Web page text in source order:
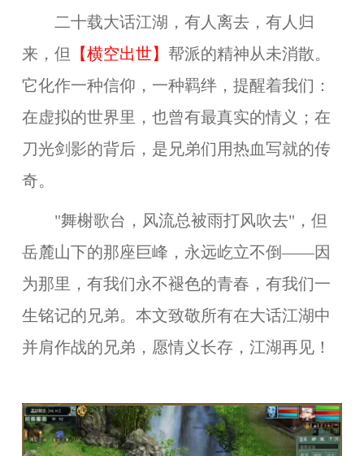
二十载大话江湖，有人离去，有人归
来，但 【横空出世】 帮派的精神从未消散。
它化作一种信仰，一种羁绊，提醒着我们：
在虚拟的世界里，也曾有最真实的情义；在
刀光剑影的背后，是兄弟们用热血写就的传
奇。
"舞榭歌台，风流总被雨打风吹去"，但
岳麓山下的那座巨峰，永远屹立不倒——因
为那里，有我们永不褪色的青春，有我们一
生铭记的兄弟。本文致敬所有在大话江湖中
并肩作战的兄弟，愿情义长存，江湖再见！